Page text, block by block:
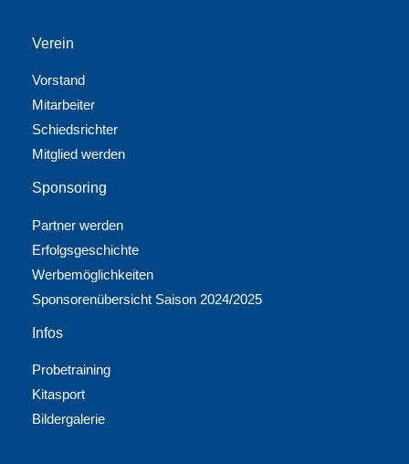
Verein
Vorstand
Mitarbeiter
Schiedsrichter
Mitglied werden
Sponsoring
Partner werden
Erfolgsgeschichte
Werbemöglichkeiten
Sponsorenübersicht Saison 2024/2025
Infos
Probetraining
Kitasport
Bildergalerie